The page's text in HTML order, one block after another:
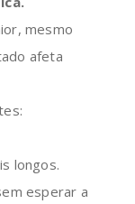
mesmo
afeta
longos.
esperar a